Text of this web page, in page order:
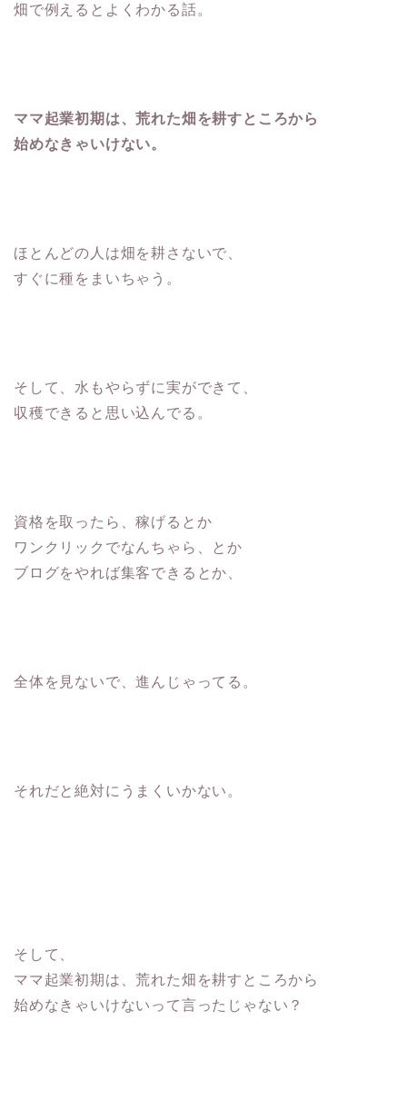
畑で例えるとよくわかる話。
ママ起業初期は、荒れた畑を耕すところから
始めなきゃいけない。
ほとんどの人は畑を耕さないで、
すぐに種をまいちゃう。
そして、水もやらずに実ができて、
収穫できると思い込んでる。
資格を取ったら、稼げるとか
ワンクリックでなんちゃら、とか
ブログをやれば集客できるとか、
全体を見ないで、進んじゃってる。
それだと絶対にうまくいかない。
そして、
ママ起業初期は、荒れた畑を耕すところから
始めなきゃいけないって言ったじゃない？